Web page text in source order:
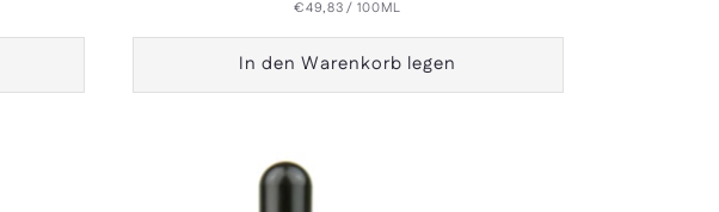
Preis
GRUNDPREIS
€49,83 / PRO
100ML
In den Warenkorb legen